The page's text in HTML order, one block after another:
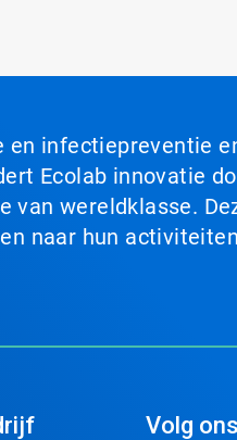
infectiepreventie
Ecolab innovatie
wereldklasse.
naar hun
Volg ons